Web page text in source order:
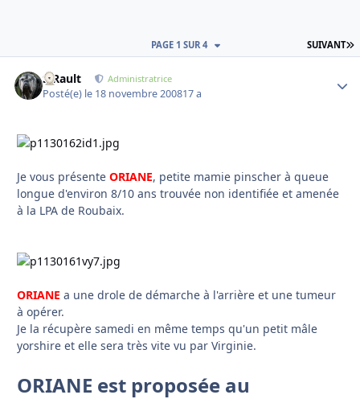
SUIVANT
PAGE 1 SUR 4
S.Rault Administratrice
Posté(e) le 18 novembre 200817 a
Je vous présente ORIANE, petite mamie pinscher à queue
longue d'environ 8/10 ans trouvée non identifiée et amenée
à la LPA de Roubaix.
ORIANE a une drole de démarche à l'arrière et une tumeur
à opérer.
Je la récupère samedi en même temps qu'un petit mâle
yorshire et elle sera très vite vu par Virginie.
ORIANE est proposée au